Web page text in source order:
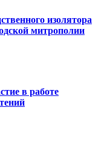
изолятора
митрополии
в работе